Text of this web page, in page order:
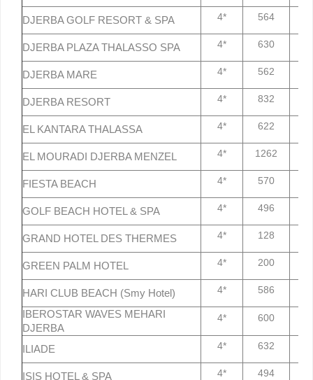
DJERBA GOLF RESORT & SPA 4* 564
DJERBA PLAZA THALASSO SPA 4* 630
DJERBA MARE 4* 562
DJERBA RESORT 4* 832
EL KANTARA THALASSA 4* 622
EL MOURADI DJERBA MENZEL 4* 1262
FIESTA BEACH 4* 570
GOLF BEACH HOTEL & SPA 4* 496
GRAND HOTEL DES THERMES 4* 128
GREEN PALM HOTEL 4* 200
HARI CLUB BEACH (Smy Hotel) 4* 586
IBEROSTAR WAVES MEHARI
DJERBA
4* 600
ILIADE 4* 632
ISIS HOTEL & SPA 4* 494